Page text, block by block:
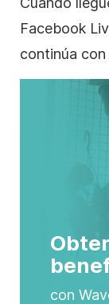
Facebook
continúa
con